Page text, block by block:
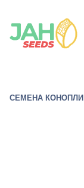
СЕМЕНА КОНОПЛИ